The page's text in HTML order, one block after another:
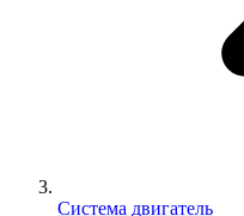
Система двигатель